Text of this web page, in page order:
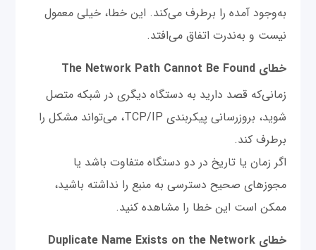
به‌وجود آمده را برطرف می‌کند. این خطا، خیلی معمول
نیست و به‌ندرت اتفاق می‌افتد.
خطای The Network Path Cannot Be Found
زمانی‌که قصد دارید به دستگاه دیگری در شبکه متصل
شوید، بروزرسانی پیکربندی TCP/IP، می‌تواند مشکل را
برطرف کند.
اگر زمان یا تاریخ در دو دستگاه متفاوت باشد یا
مجوزهای صحیح دسترسی به منبع را نداشته باشید،
ممکن است این خطا را مشاهده کنید.
خطای Duplicate Name Exists on the Network